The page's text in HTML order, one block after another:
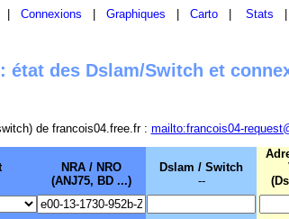
Connexions Graphiques Carto Stats
état des Dslam/Switch et
de francois04.free.fr : mailto:francois04-
NRA / NRO
(ANJ75, BD ...)
Dslam / Switch
--